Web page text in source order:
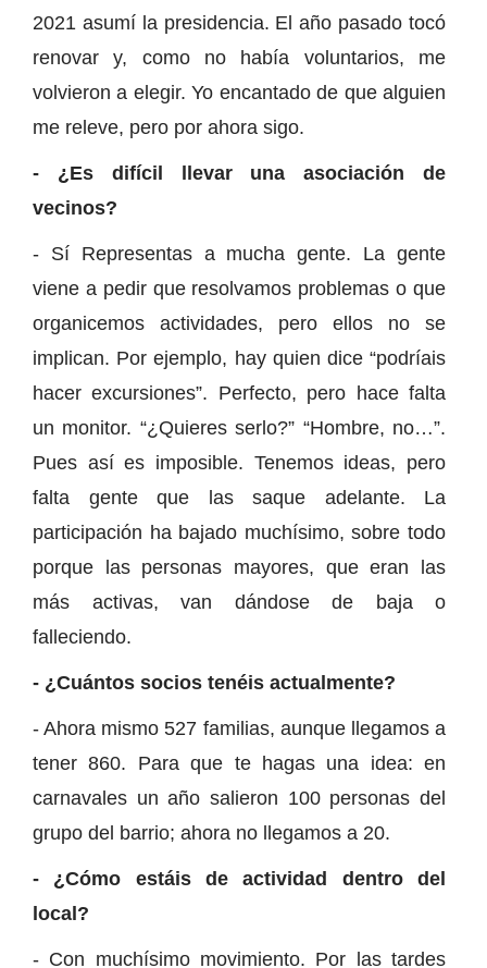
2021 asumí la presidencia. El año pasado tocó
renovar y, como no había voluntarios, me
volvieron a elegir. Yo encantado de que alguien
me releve, pero por ahora sigo.
- ¿Es difícil llevar una asociación de
vecinos?
- Sí Representas a mucha gente. La gente
viene a pedir que resolvamos problemas o que
organicemos actividades, pero ellos no se
implican. Por ejemplo, hay quien dice “podríais
hacer excursiones”. Perfecto, pero hace falta
un monitor. “¿Quieres serlo?” “Hombre, no…”.
Pues así es imposible. Tenemos ideas, pero
falta gente que las saque adelante. La
participación ha bajado muchísimo, sobre todo
porque las personas mayores, que eran las
más activas, van dándose de baja o
falleciendo.
- ¿Cuántos socios tenéis actualmente?
- Ahora mismo 527 familias, aunque llegamos a
tener 860. Para que te hagas una idea: en
carnavales un año salieron 100 personas del
grupo del barrio; ahora no llegamos a 20.
- ¿Cómo estáis de actividad dentro del
local?
- Con muchísimo movimiento. Por las tardes